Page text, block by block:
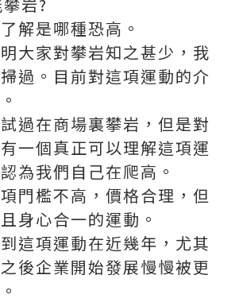
岩?
解是哪種恐高。
大家對攀岩知之甚少，我
過。目前對這項運動的介
過在商場裏攀岩，但是對
一個真正可以理解這項運
為我們自己在爬高。
門檻不高，價格合理，但
身心合一的運動。
這項運動在近幾年，尤其
後企業開始發展慢慢被更